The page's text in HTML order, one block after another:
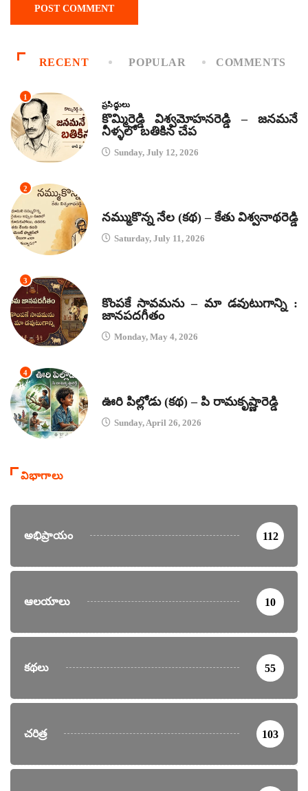
RECENT POPULAR COMMENTS
1
ప్రసిద్ధులు
కొమ్మిరెడ్డి విశ్వమోహనరెడ్డి – జనమనే
నీళ్ళలో బతికిన చేప
Sunday, July 12, 2026
2
నమ్ముకొన్న నేల (కథ) – కేతు విశ్వనాథరెడ్డి
Saturday, July 11, 2026
3
కొంపకే సావమను – మా డవుటుగాన్ని :
జానపదగీతం
Monday, May 4, 2026
4
ఊరి పిల్లోడు (కథ) – పి రామకృష్ణారెడ్డి
Sunday, April 26, 2026
విభాగాలు
అభిప్రాయం 112
ఆలయాలు 10
కథలు 55
చరిత్ర 103